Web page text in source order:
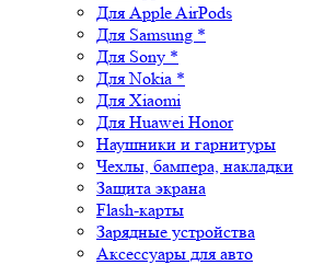
Для Apple AirPods
Для Samsung *
Для Sony *
Для Nokia *
Для Xiaomi
Для Huawei Honor
Наушники и гарнитуры
Чехлы, бампера, накладки
Защита экрана
Flash-карты
Зарядные устройства
Аксессуары для авто